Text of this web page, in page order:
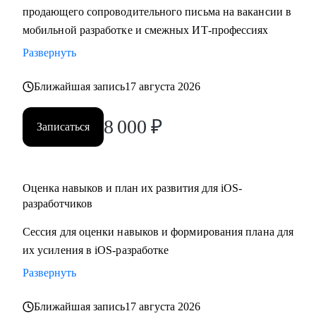
• Составить резюме и сопроводительное письма,
подготовиться к собеседованию и разобрать тестовые
задания
близких к реальным
• Изучить основные инструменты или углубить знания в
мобильной работке под iOS
• Разобраться с разными подходами к разработке
как их применять
Кому могу помочь:
• Juinior и Middle мобильным разработчикам (iOS, Android)
• Любым IT-специалистам, кто хочет перейти на
• IT-лидам, кто недавно стал руководителем, и Project-
продающего сопроводительного письма на вакансии в
мобильной разработке и смежных ИТ-профессиях
Развернуть
Ближайшая запись17 августа 2026
Записаться 8 000 ₽
Оценка навыков и план их развития для iOS-
разработчиков
Сессия для оценки навыков и формирования плана для
их усиления в iOS-разработке
Развернуть
Ближайшая запись17 августа 2026